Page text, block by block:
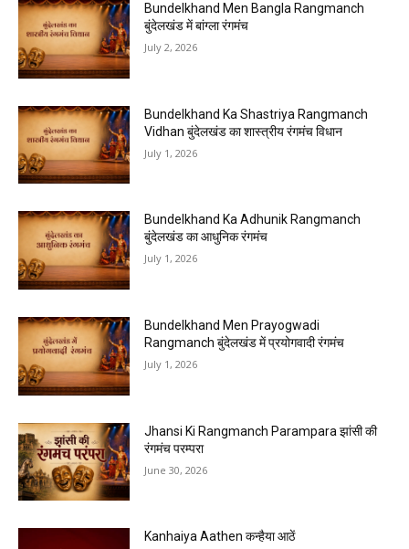
Bundelkhand Men Bangla Rangmanch
बुंदेलखंड में बांग्ला रंगमंच
July 2, 2026
Bundelkhand Ka Shastriya Rangmanch
Vidhan बुंदेलखंड का शास्त्रीय रंगमंच विधान
July 1, 2026
Bundelkhand Ka Adhunik Rangmanch
बुंदेलखंड का आधुनिक रंगमंच
July 1, 2026
Bundelkhand Men Prayogwadi
Rangmanch बुंदेलखंड में प्रयोगवादी रंगमंच
July 1, 2026
Jhansi Ki Rangmanch Parampara झांसी की
रंगमंच परम्परा
June 30, 2026
Kanhaiya Aathen कन्हैया आठें